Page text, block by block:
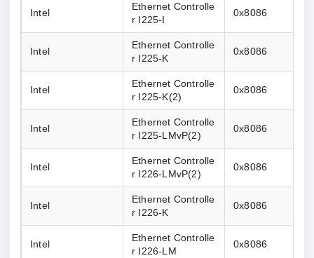
Intel
Ethernet Controlle
r I225-I
0x8086
Intel
Ethernet Controlle
r I225-K
0x8086
Intel
Ethernet Controlle
r I225-K(2)
0x8086
Intel
Ethernet Controlle
r I225-LMvP(2)
0x8086
Intel
Ethernet Controlle
r I226-LMvP(2)
0x8086
Intel
Ethernet Controlle
r I226-K
0x8086
Intel
Ethernet Controlle
r I226-LM
0x8086